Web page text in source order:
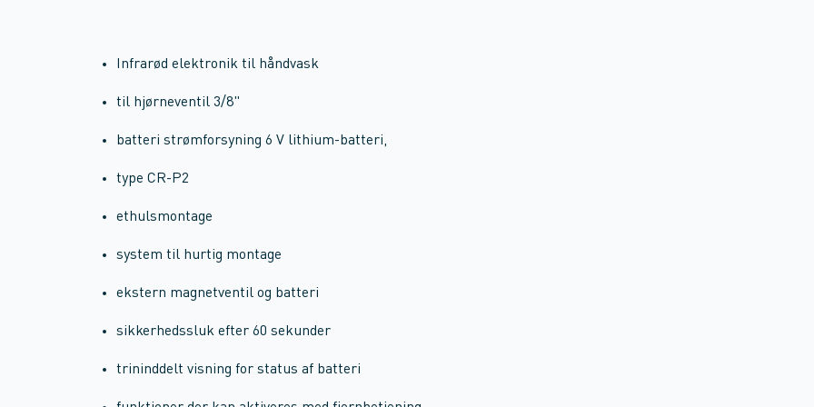
Infrarød elektronik til håndvask
til hjørneventil 3/8"
batteri strømforsyning 6 V lithium-batteri,
type CR-P2
ethulsmontage
system til hurtig montage
ekstern magnetventil og batteri
sikkerhedssluk efter 60 sekunder
trininddelt visning for status af batteri